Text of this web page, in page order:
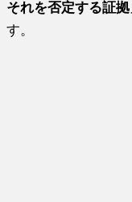
それを否定する証
す。